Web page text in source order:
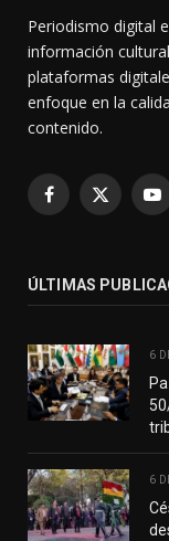
Periodismo digital
información
plataformas
enfoque en la
contenido.
Facebook
X
ÚLTIMAS
6
6